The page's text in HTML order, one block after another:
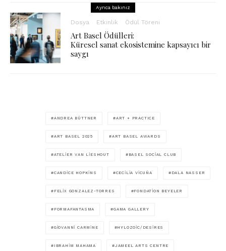
Ayrıca bakınız
Dosya Etkinlik Ödül Töreni
Art Basel Ödülleri:
Küresel sanat ekosistemine kapsayıcı bir
saygı
ANDREA BÜTTNER ART + PRACTICE
ART BASEL 2025 ART BASEL AWARDS
ATELIER VAN LIESHOUT BASEL SOCIAL CLUB
CANDICE HOPKINS CECILIA VICUÑA DALA NASSER
FELIX GONZALEZ-TORRES FONDATION BEYELER
FORMAFANTASMA GAMA GALLERY
GIOVANNI CARMINE HYLOZOIC/DESIRES
IBRAHIM MAHAMA JAMEEL ARTS CENTRE